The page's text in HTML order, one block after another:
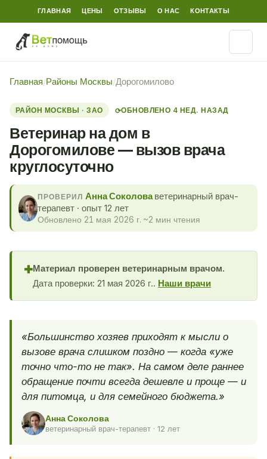
ГЛАВНАЯ ЦЕНЫ ОТЗЫВЫ О НАС КОНТАКТЫ
Главная/Районы Москвы/Дорогомилово
РАЙОН МОСКВЫ · ЗАО ⟳ОБНОВЛЕНО 4 НЕД. НАЗАД
Ветеринар на дом в
Дорогомилове — вызов врача
круглосуточно
ПРОВЕРИЛ Анна Соколоваветеринарный врач-
терапевт · опыт 12 лет
Обновлено 21 мая 2026 г. ~2 мин чтения
✚Материал проверен ветеринарным врачом.
Дата проверки: 21 мая 2026 г.. Наши врачи
«Большинство хозяев приходят к мысли о
вызове врача слишком поздно — когда «уже
точно что-то не так». На самом деле раннее
обращение почти всегда дешевле и проще — и
для питомца, и для семейного бюджета.»
Анна Соколова
ветеринарный врач-терапевт · 12 лет